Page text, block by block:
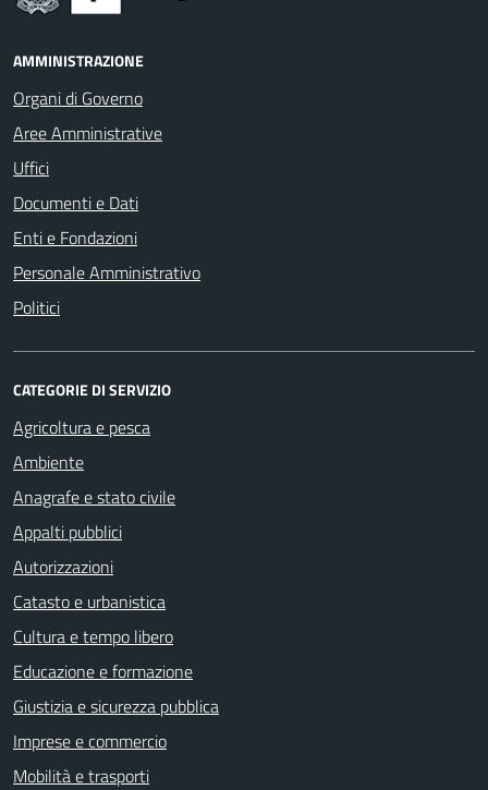
AMMINISTRAZIONE
Organi di Governo
Aree Amministrative
Uffici
Documenti e Dati
Enti e Fondazioni
Personale Amministrativo
Politici
CATEGORIE DI SERVIZIO
Agricoltura e pesca
Ambiente
Anagrafe e stato civile
Appalti pubblici
Autorizzazioni
Catasto e urbanistica
Cultura e tempo libero
Educazione e formazione
Giustizia e sicurezza pubblica
Imprese e commercio
Mobilità e trasporti